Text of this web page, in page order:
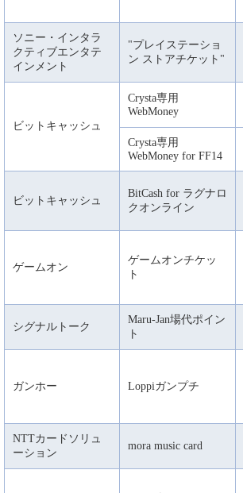
ソニー・インタラ
クティブエンタテ
インメント
"プレイステーショ
ン ストアチケット"
ビットキャッシュ
Crysta専用
WebMoney
Crysta専用
WebMoney for FF14
ビットキャッシュ
BitCash for ラグナロ
クオンライン
ゲームオン
ゲームオンチケッ
ト
シグナルトーク
Maru-Jan場代ポイン
ト
ガンホー Loppiガンプチ
NTTカードソリュ
ーション
mora music card